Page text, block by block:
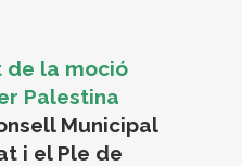
de la moció
Palestina
Municipal
i el Ple de